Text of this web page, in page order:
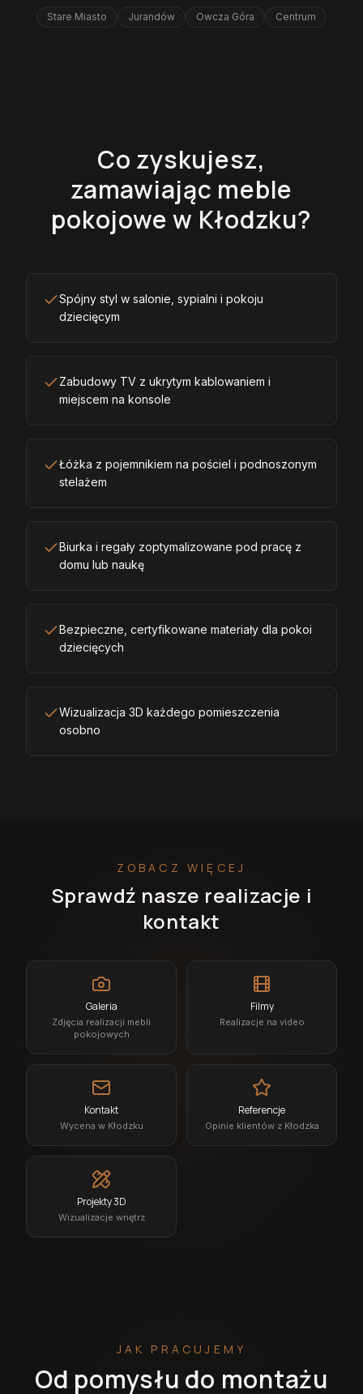
Stare Miasto Jurandów Owcza Góra Centrum
Co zyskujesz,
zamawiając meble
pokojowe w Kłodzku?
Spójny styl w salonie, sypialni i pokoju
dziecięcym
Zabudowy TV z ukrytym kablowaniem i
miejscem na konsole
Łóżka z pojemnikiem na pościel i podnoszonym
stelażem
Biurka i regały zoptymalizowane pod pracę z
domu lub naukę
Bezpieczne, certyfikowane materiały dla pokoi
dziecięcych
Wizualizacja 3D każdego pomieszczenia
osobno
ZOBACZ WIĘCEJ
Sprawdź nasze realizacje i
kontakt
Galeria
Zdjęcia realizacji mebli
pokojowych
Filmy
Realizacje na video
Kontakt
Wycena w Kłodzku
Referencje
Opinie klientów z Kłodzka
Projekty 3D
Wizualizacje wnętrz
JAK PRACUJEMY
Od pomysłu do montażu